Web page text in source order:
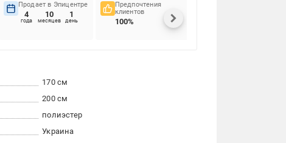
Продает в Эпицентре
4
года
10
месяцев
1
день
Предпочтения
клиентов
100%
170 см
200 см
полиэстер
Украина